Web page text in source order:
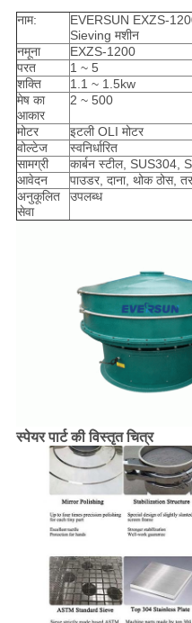
नाम:
EVERSUN EXZS-
Sieving मशीन
नमूना
EXZS-1200
परत
1 ~ 5
शक्ति
1.1 ~ 1.5kw
मेष का
आकार
2 ~ 500
मोटर
इटली OLI मोटर
वोल्टेज
स्वनिर्धारित
सामग्री
कार्बन स्टील, SUS304,
आवेदन
पाउडर, दाना, थोक ठोस,
अनुकूलित
सेवा
उपलब्ध
स्पेयर पार्ट की विस्तृत चित्र